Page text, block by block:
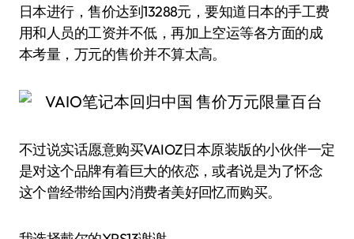
日本进行，售价达到13288元，要知道日本的手工费
用和人员的工资并不低，再加上空运等各方面的成
本考量，万元的售价并不算太高。
不过说实话愿意购买VAIOZ日本原装版的小伙伴一定
是对这个品牌有着巨大的依恋，或者说是为了怀念
这个曾经带给国内消费者美好回忆而购买。